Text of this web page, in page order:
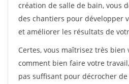
création de salle de bain, vous
des chantiers pour développer
et améliorer les résultats de
Certes, vous maîtrisez très bien
comment bien faire votre
pas suffisant pour décrocher